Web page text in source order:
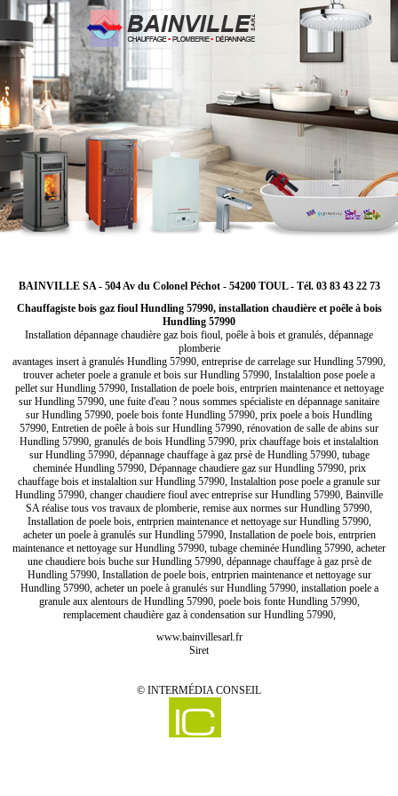
BAINVILLE SA - 504 Av du Colonel Péchot - 54200 TOUL - Tél. 03 83 43 22 73
Chauffagiste bois gaz fioul Hundling 57990, installation chaudière et poêle à bois
Hundling 57990
Installation dépannage chaudière gaz bois fioul, poêle à bois et granulés, dépannage
plomberie
avantages insert à granulés Hundling 57990, entreprise de carrelage sur Hundling 57990,
trouver acheter poele a granule et bois sur Hundling 57990, Instalaltion pose poele a
pellet sur Hundling 57990, Installation de poele bois, entrprien maintenance et nettoyage
sur Hundling 57990, une fuite d'eau ? nous sommes spécialiste en dépannage sanitaire
sur Hundling 57990, poele bois fonte Hundling 57990, prix poele a bois Hundling
57990, Entretien de poêle à bois sur Hundling 57990, rénovation de salle de abins sur
Hundling 57990, granulés de bois Hundling 57990, prix chauffage bois et instalaltion
sur Hundling 57990, dépannage chauffage à gaz prsè de Hundling 57990, tubage
cheminée Hundling 57990, Dépannage chaudiere gaz sur Hundling 57990, prix
chauffage bois et instalaltion sur Hundling 57990, Instalaltion pose poele a granule sur
Hundling 57990, changer chaudiere fioul avec entreprise sur Hundling 57990, Bainville
SA réalise tous vos travaux de plomberie, remise aux normes sur Hundling 57990,
Installation de poele bois, entrprien maintenance et nettoyage sur Hundling 57990,
acheter un poele à granulés sur Hundling 57990, Installation de poele bois, entrprien
maintenance et nettoyage sur Hundling 57990, tubage cheminée Hundling 57990, acheter
une chaudiere bois buche sur Hundling 57990, dépannage chauffage à gaz prsè de
Hundling 57990, Installation de poele bois, entrprien maintenance et nettoyage sur
Hundling 57990, acheter un poele à granulés sur Hundling 57990, installation poele a
granule aux alentours de Hundling 57990, poele bois fonte Hundling 57990,
remplacement chaudière gaz à condensation sur Hundling 57990,
www.bainvillesarl.fr
Siret
© INTERMÉDIA CONSEIL